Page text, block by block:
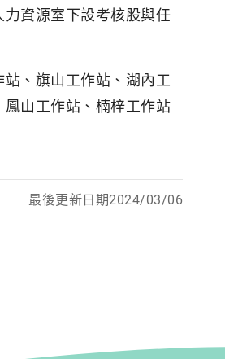
資源室下設考核股與任
、旗山工作站、湖內工
山工作站、楠梓工作站
最後更新日期2024/03/06